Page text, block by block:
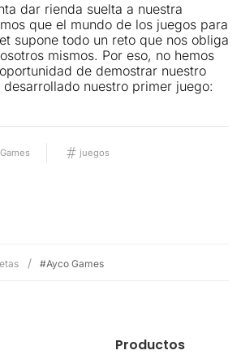
dar rienda suelta a nuestra
que el mundo de los juegos para
supone todo un reto que nos obliga
mismos. Por eso, no hemos
de demostrar nuestro
nuestro primer juego:
juegos
#Ayco Games
Productos